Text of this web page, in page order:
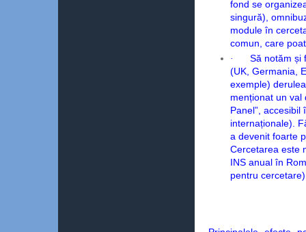
fond se
singură),
module în
comun, care
·
Să notăm și
(UK, Germania,
exemple)
menționat un val
Panel”,
internaționale).
a devenit foarte
Cercetarea este
INS anual în
pentru